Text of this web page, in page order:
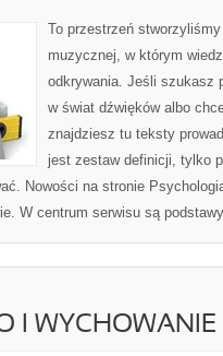
To przestrzeń
muzycznej, w którym
odkrywania. Jeśli szukasz
w świat dźwięków albo
znajdziesz tu teksty
jest zestaw definicji, tylko
Nowości na stronie
W centrum serwisu są
I WYCHOWANIE